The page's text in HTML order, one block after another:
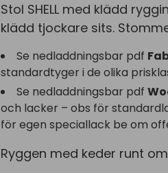
Stol SHELL med klädd
klädd tjockare sits.
Se nedladdningsbar pdf
standardtyger i de olika
Se nedladdningsbar pdf
och lacker – obs för
för egen speciallack be om
Ryggen med keder runt